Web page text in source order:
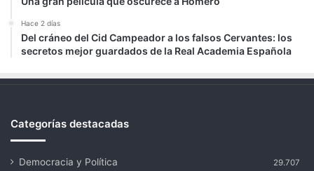
Hace 2 días
Del cráneo del Cid Campeador a los falsos Cervantes: los
secretos mejor guardados de la Real Academia Española
Categorías destacadas
Democracia y Política 29.707